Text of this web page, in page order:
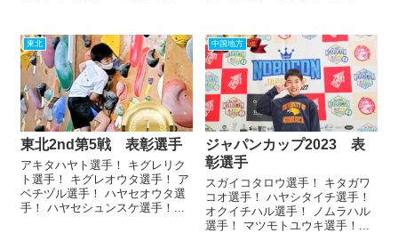
東北
東北2nd第5戦 表彰選手
アキタハヤト選手！ キグレリク
ト選手！ キグレオウタ選手！ ア
ベチヅル選手！ ハヤセオウタ選
手！ ハヤセシュンスケ選手！...
中国地方
ジャパンカップ2023 表
彰選手
スガイコタロウ選手！ キタガワ
コオ選手！ ハヤシタイチ選手！
オクイチハル選手！ ノムラハル
選手！ マツモトユウキ選手！...